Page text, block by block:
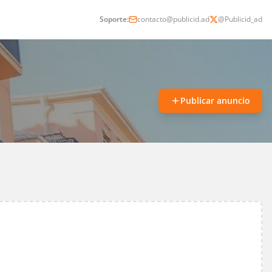
Soporte: contacto@publicid.ad @Publicid_ad
Publicar anuncio